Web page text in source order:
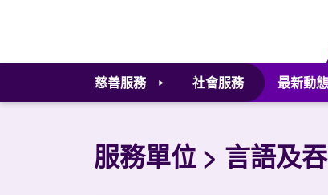
慈善服務 社會服務 最新動態
服務單位 言語及